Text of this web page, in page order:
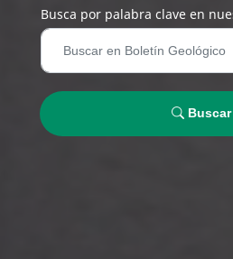
Busca por palabra clave en
Buscar